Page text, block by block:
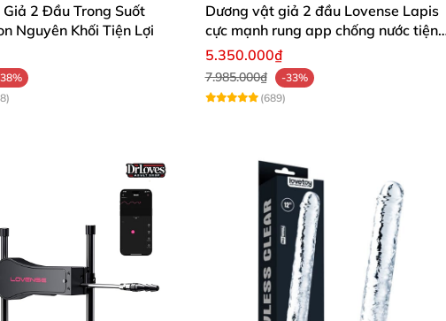
2 Đầu Trong Suốt
Nguyên Khối Tiện Lợi
Dương vật giả 2 đầu Lovense Lapis
cực mạnh rung app chống nước tiện
lợi
5.350.000₫
7.985.000₫
-33%
(689)